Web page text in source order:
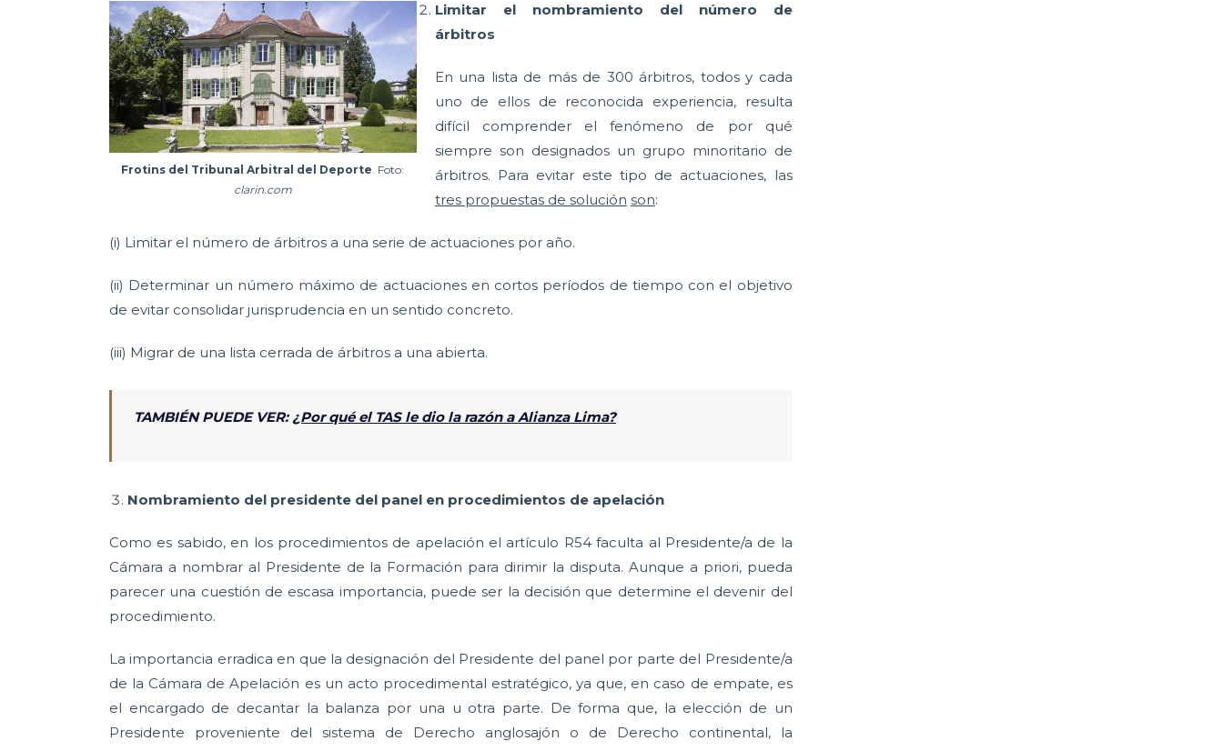
Frotins del Tribunal Arbitral del Deporte . Foto:
clarin.com
Limitar el nombramiento del número de
árbitros
En una lista de más de 300 árbitros, todos y cada
uno de ellos de reconocida experiencia, resulta
difícil comprender el fenómeno de por qué
siempre son designados un grupo minoritario de
árbitros. Para evitar este tipo de actuaciones, las
tres propuestas de solución son:
(i) Limitar el número de árbitros a una serie de actuaciones por año.
(ii) Determinar un número máximo de actuaciones en cortos períodos de tiempo con el objetivo
de evitar consolidar jurisprudencia en un sentido concreto.
(iii) Migrar de una lista cerrada de árbitros a una abierta.
TAMBIÉN PUEDE VER: ¿Por qué el TAS le dio la razón a Alianza Lima?
Nombramiento del presidente del panel en procedimientos de apelación
Como es sabido, en los procedimientos de apelación el artículo R54 faculta al Presidente/a de la
Cámara a nombrar al Presidente de la Formación para dirimir la disputa. Aunque a priori, pueda
parecer una cuestión de escasa importancia, puede ser la decisión que determine el devenir del
procedimiento.
La importancia erradica en que la designación del Presidente del panel por parte del Presidente/a
de la Cámara de Apelación es un acto procedimental estratégico, ya que, en caso de empate, es
el encargado de decantar la balanza por una u otra parte. De forma que, la elección de un
Presidente proveniente del sistema de Derecho anglosajón o de Derecho continental, la